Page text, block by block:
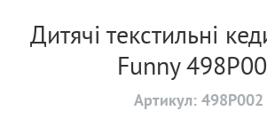
Дитячі текстильні
Funny
Артикул: 498P002